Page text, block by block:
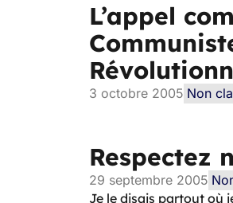
L’appel
3 octobre 2005 Non
Respectez
29 septembre 2005
Je le disais partout où